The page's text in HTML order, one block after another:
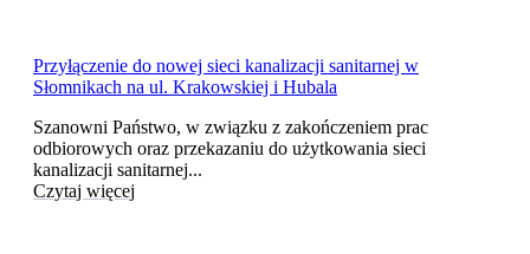
Przyłączenie do nowej sieci kanalizacji sanitarnej w
Słomnikach na ul. Krakowskiej i Hubala
Szanowni Państwo, w związku z zakończeniem prac
odbiorowych oraz przekazaniu do użytkowania sieci
kanalizacji sanitarnej...
Czytaj więcej